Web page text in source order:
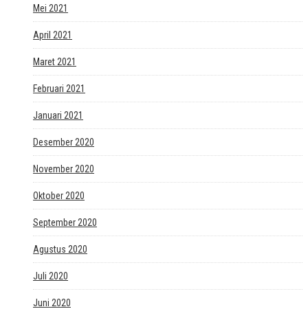
Mei 2021
April 2021
Maret 2021
Februari 2021
Januari 2021
Desember 2020
November 2020
Oktober 2020
September 2020
Agustus 2020
Juli 2020
Juni 2020